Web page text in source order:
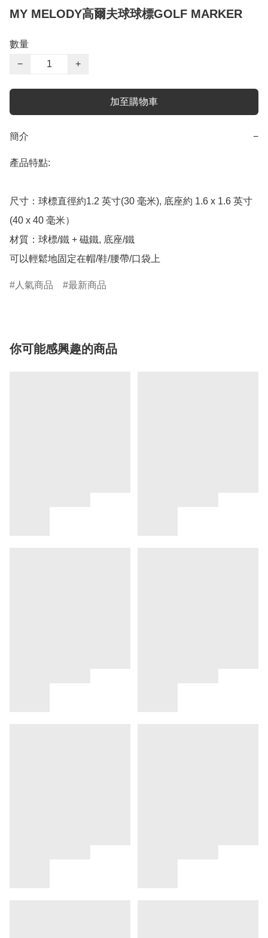
MY MELODY高爾夫球球標GOLF MARKER
數量
−
+
加至購物車
簡介 −
產品特點:
尺寸：球標直徑約1.2 英寸(30 毫米), 底座約 1.6 x 1.6 英寸
(40 x 40 毫米）
材質：球標/鐵 + 磁鐵, 底座/鐵
可以輕鬆地固定在帽/鞋/腰帶/口袋上
人氣商品 最新商品
你可能感興趣的商品